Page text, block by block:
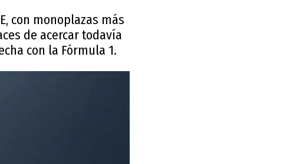
con monoplazas más
de acercar todavía
con la Fórmula 1.